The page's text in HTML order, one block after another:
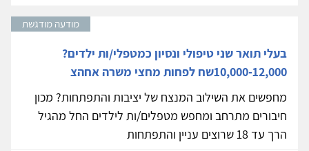
מודעה מודגשת
בעלי תואר שני טיפולי ונסיון כמטפלי/ות ילדים?
10,000-12,000שח לפחות מחצי משרה אחהצ
מחפשים את השילוב המנצח של יציבות והתפתחות? מכון
חיבורים מתרחב ומחפש מטפלים/ות לילדים החל מהגיל
הרך עד 18 שרוצים עניין והתפתחות